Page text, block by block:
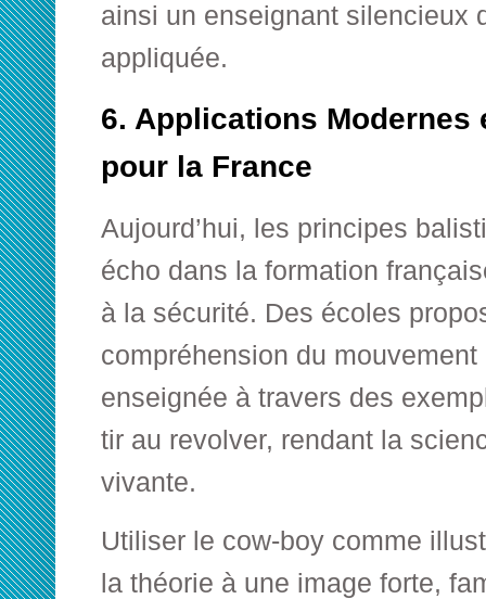
ainsi un enseignant silencieux
appliquée.
6. Applications Modernes
pour la France
Aujourd’hui, les principes
écho dans la formation
à la sécurité. Des écoles
compréhension du
enseignée à travers des
tir au revolver, rendant la
vivante.
Utiliser le cow-boy comme
la théorie à une image forte,